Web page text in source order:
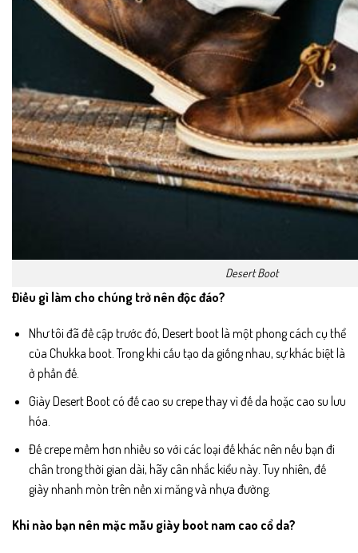
Desert Boot
Điều gì làm cho chúng trở nên độc đáo?
Như tôi đã đề cập trước đó, Desert boot là một phong cách cụ thể
của Chukka boot. Trong khi cấu tạo da giống nhau, sự khác biệt là
ở phần đế.
Giày Desert Boot có đế cao su crepe thay vì đế da hoặc cao su lưu
hóa.
Đế crepe mềm hơn nhiều so với các loại đế khác nên nếu bạn đi
chân trong thời gian dài, hãy cân nhắc kiểu này. Tuy nhiên, đế
giày nhanh mòn trên nền xi măng và nhựa đường.
Khi nào bạn nên mặc mẫu giày boot nam cao cổ da?